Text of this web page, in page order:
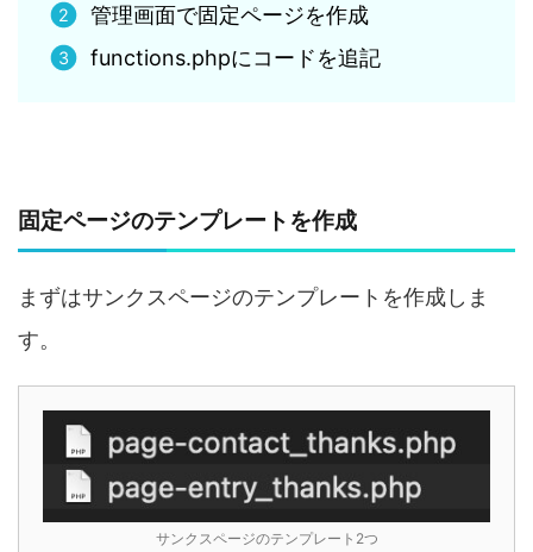
管理画面で固定ページを作成
functions.phpにコードを追記
固定ページのテンプレートを作成
まずはサンクスページのテンプレートを作成しま
す。
サンクスページのテンプレート2つ